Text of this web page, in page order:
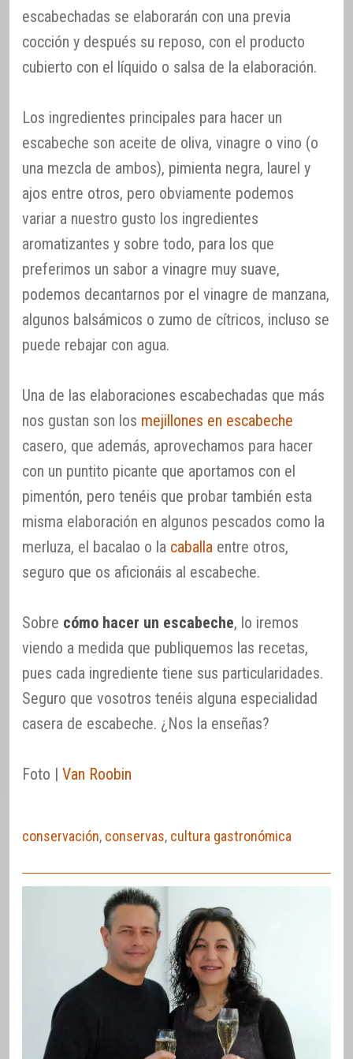
escabechadas se elaborarán con una previa
cocción y después su reposo, con el producto
cubierto con el líquido o salsa de la elaboración.
Los ingredientes principales para hacer un
escabeche son aceite de oliva, vinagre o vino (o
una mezcla de ambos), pimienta negra, laurel y
ajos entre otros, pero obviamente podemos
variar a nuestro gusto los ingredientes
aromatizantes y sobre todo, para los que
preferimos un sabor a vinagre muy suave,
podemos decantarnos por el vinagre de manzana,
algunos balsámicos o zumo de cítricos, incluso se
puede rebajar con agua.
Una de las elaboraciones escabechadas que más
nos gustan son los mejillones en escabeche
casero, que además, aprovechamos para hacer
con un puntito picante que aportamos con el
pimentón, pero tenéis que probar también esta
misma elaboración en algunos pescados como la
merluza, el bacalao o la caballa entre otros,
seguro que os aficionáis al escabeche.
Sobre cómo hacer un escabeche, lo iremos
viendo a medida que publiquemos las recetas,
pues cada ingrediente tiene sus particularidades.
Seguro que vosotros tenéis alguna especialidad
casera de escabeche. ¿Nos la enseñas?
Foto | Van Roobin
conservación, conservas, cultura gastronómica